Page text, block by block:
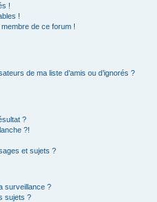
!
!
membre de ce forum !
de ma liste d’amis ou d’ignorés ?
?
?!
et sujets ?
surveillance ?
sujets ?